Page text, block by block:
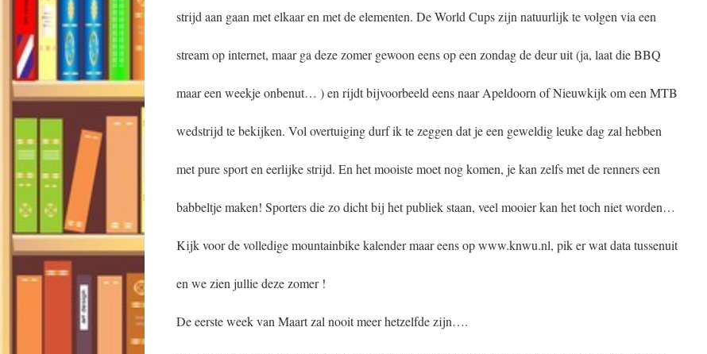
strijd aan gaan met elkaar en met de elementen. De World Cups zijn natuurlijk te volgen via een
stream op internet, maar ga deze zomer gewoon eens op een zondag de deur uit (ja, laat die BBQ
maar een weekje onbenut… ) en rijdt bijvoorbeeld eens naar Apeldoorn of Nieuwkijk om een MTB
wedstrijd te bekijken. Vol overtuiging durf ik te zeggen dat je een geweldig leuke dag zal hebben
met pure sport en eerlijke strijd. En het mooiste moet nog komen, je kan zelfs met de renners een
babbeltje maken! Sporters die zo dicht bij het publiek staan, veel mooier kan het toch niet worden…
Kijk voor de volledige mountainbike kalender maar eens op www.knwu.nl, pik er wat data tussenuit
en we zien jullie deze zomer !
De eerste week van Maart zal nooit meer hetzelfde zijn….